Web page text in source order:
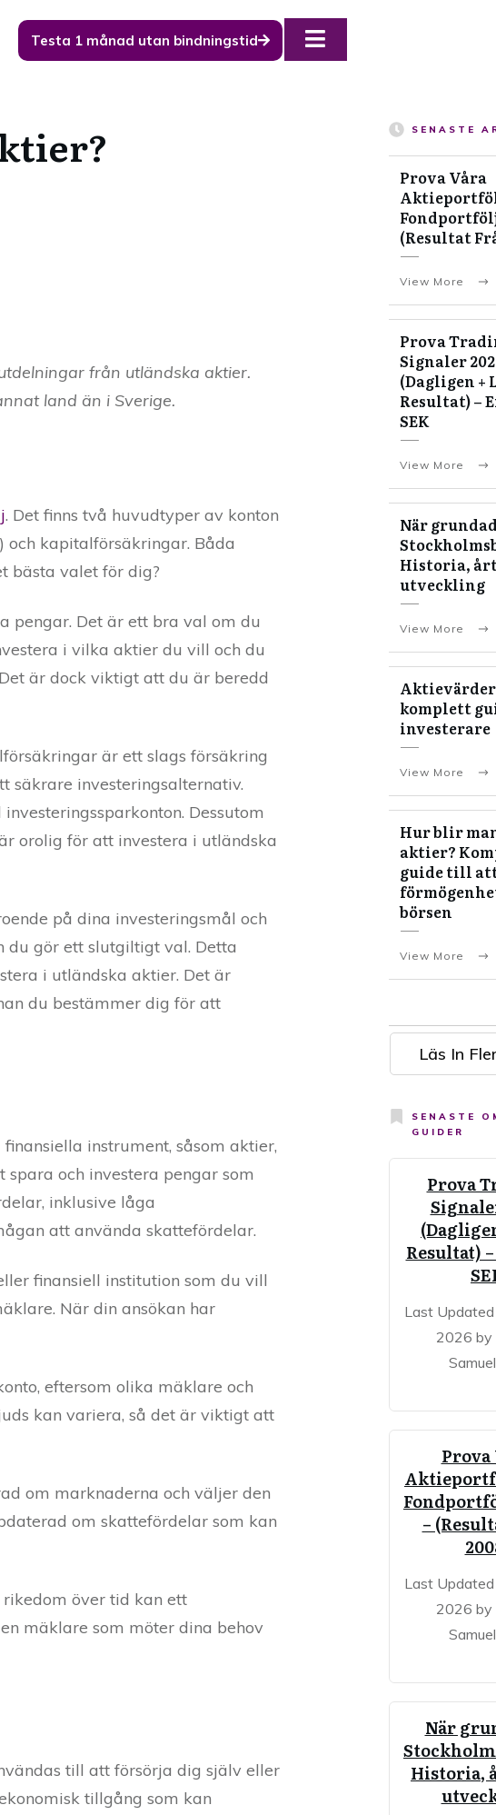
Testa 1 månad utan bindningstid
från utländska aktier.
land än i Sverige.
. Det finns två huvudtyper av konton
och kapitalförsäkringar. Båda
bästa valet för dig?
pengar. Det är ett bra val om du
i vilka aktier du vill och du
är dock viktigt att du är beredd
är ett slags försäkring
säkrare investeringsalternativ.
Dessutom
orolig för att investera i utländska
på dina investeringsmål och
gör ett slutgiltigt val. Detta
i utländska aktier. Det är
du bestämmer dig för att
instrument, såsom aktier,
och investera pengar som
inklusive låga
att använda skattefördelar.
finansiell institution som du vill
När din ansökan har
eftersom olika mäklare och
kan variera, så det är viktigt att
om marknaderna och väljer den
om skattefördelar som kan
över tid kan ett
mäklare som möter dina behov
till att försörja dig själv eller
tillgång som kan
SENASTE
Prova Våra
(Resultat
View More
Prova
Signaler
(Dagligen +
Resultat) –
SEK
View More
När
Historia,
utveckling
View More
komplett
investerare
View More
Hur blir
aktier?
guide till
börsen
View More
Läs In
SENASTE
GUIDER
Prova
Resultat)
Last Updated
2026 by
Prova
–
Last Updated
2026 by
När
Historia,